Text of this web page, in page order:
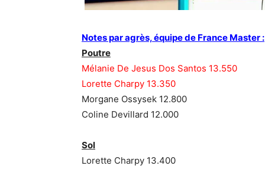
Notes par agrès, équipe de France Master :
Poutre
Mélanie De Jesus Dos Santos 13.550
Lorette Charpy 13.350
Morgane Ossysek 12.800
Coline Devillard 12.000
Sol
Lorette Charpy 13.400